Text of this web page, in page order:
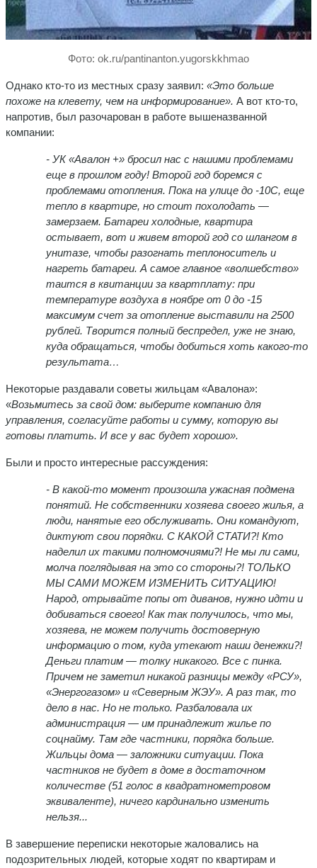
Фото: ok.ru/pantinanton.yugorskkhmao
Однако кто-то из местных сразу заявил: «Это больше
похоже на клевету, чем на информирование». А вот кто-то,
напротив, был разочарован в работе вышеназванной
компании:
- УК «Авалон +» бросил нас с нашими проблемами
еще в прошлом году! Второй год боремся с
проблемами отопления. Пока на улице до -10С, еще
тепло в квартире, но стоит похолодать —
замерзаем. Батареи холодные, квартира
остывает, вот и живем второй год со шлангом в
унитазе, чтобы разогнать теплоноситель и
нагреть батареи. А самое главное «волшебство»
таится в квитанции за квартплату: при
температуре воздуха в ноябре от 0 до -15
максимум счет за отопление выставили на 2500
рублей. Творится полный беспредел, уже не знаю,
куда обращаться, чтобы добиться хоть какого-то
результата…
Некоторые раздавали советы жильцам «Авалона»:
«Возьмитесь за свой дом: выберите компанию для
управления, согласуйте работы и сумму, которую вы
готовы платить. И все у вас будет хорошо».
Были и просто интересные рассуждения:
- В какой-то момент произошла ужасная подмена
понятий. Не собственники хозяева своего жилья, а
люди, нанятые его обслуживать. Они командуют,
диктуют свои порядки. С КАКОЙ СТАТИ?! Кто
наделил их такими полномочиями?! Не мы ли сами,
молча поглядывая на это со стороны?! ТОЛЬКО
МЫ САМИ МОЖЕМ ИЗМЕНИТЬ СИТУАЦИЮ!
Народ, отрывайте попы от диванов, нужно идти и
добиваться своего! Как так получилось, что мы,
хозяева, не можем получить достоверную
информацию о том, куда утекают наши денежки?!
Деньги платим — толку никакого. Все с пинка.
Причем не заметил никакой разницы между «РСУ»,
«Энергогазом» и «Северным ЖЭУ». А раз так, то
дело в нас. Но не только. Разбаловала их
администрация — им принадлежит жилье по
соцнайму. Там где частники, порядка больше.
Жильцы дома — заложники ситуации. Пока
частников не будет в доме в достаточном
количестве (51 голос в квадратнометровом
эквиваленте), ничего кардинально изменить
нельзя...
В завершение переписки некоторые жаловались на
подозрительных людей, которые ходят по квартирам и